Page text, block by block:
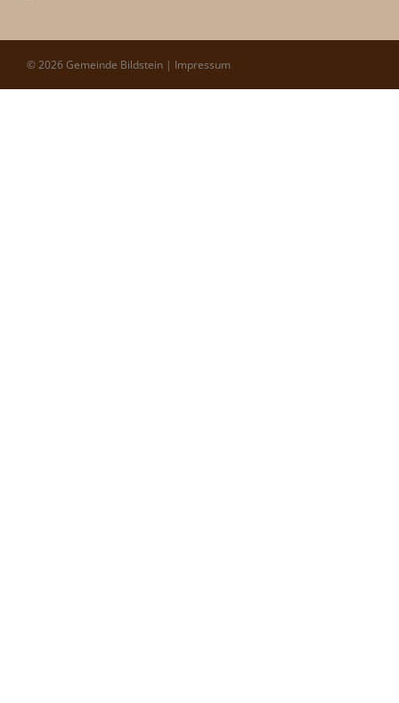
© 2026 Gemeinde Bildstein | Impressum